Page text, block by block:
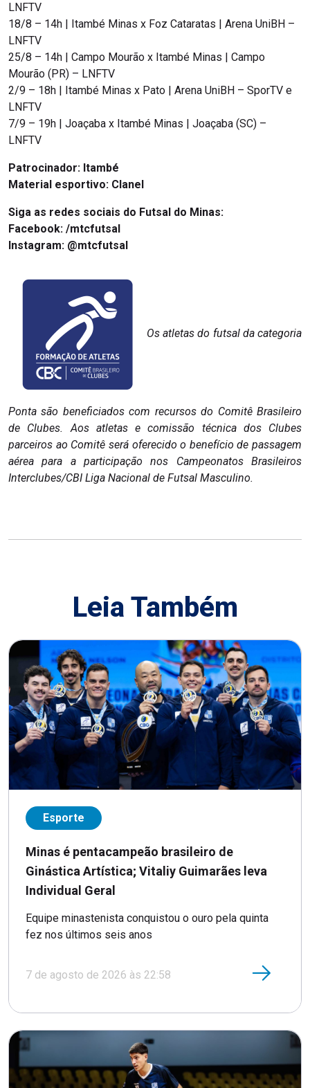
LNFTV
18/8 – 14h | Itambé Minas x Foz Cataratas | Arena UniBH –
LNFTV
25/8 – 14h | Campo Mourão x Itambé Minas | Campo
Mourão (PR) – LNFTV
2/9 – 18h | Itambé Minas x Pato | Arena UniBH – SporTV e
LNFTV
7/9 – 19h | Joaçaba x Itambé Minas | Joaçaba (SC) –
LNFTV
Patrocinador: Itambé
Material esportivo: Clanel
Siga as redes sociais do Futsal do Minas:
Facebook: /mtcfutsal
Instagram: @mtcfutsal
Os atletas do futsal da categoria
Ponta são beneficiados com recursos do Comitê Brasileiro
de Clubes. Aos atletas e comissão técnica dos Clubes
parceiros ao Comitê será oferecido o benefício de passagem
aérea para a participação nos Campeonatos Brasileiros
Interclubes/CBI Liga Nacional de Futsal Masculino.
Leia Também
Esporte
Minas é pentacampeão brasileiro de
Ginástica Artística; Vitaliy Guimarães leva
Individual Geral
Equipe minastenista conquistou o ouro pela quinta
fez nos últimos seis anos
7 de agosto de 2026 às 22:58